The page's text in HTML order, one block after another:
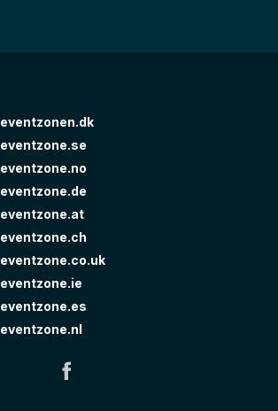
eventzonen.dk
eventzone.se
eventzone.no
eventzone.de
eventzone.at
eventzone.ch
eventzone.co.uk
eventzone.ie
eventzone.es
eventzone.nl